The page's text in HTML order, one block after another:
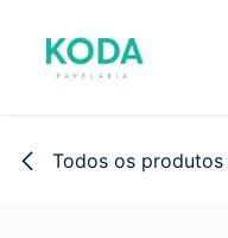
Todos os produtos